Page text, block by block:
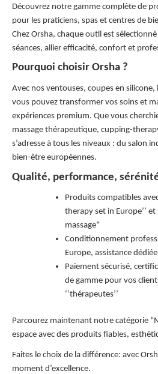
Découvrez notre gamme complète de
pour les praticiens, spas et centres de
Chez Orsha, chaque outil est
séances, allier efficacité, confort et
Pourquoi choisir Orsha ?
Avec nos ventouses, coupes en
vous pouvez transformer vos soins et
expériences premium. Que vous
massage thérapeutique, cupping-
s’adresse à tous les niveaux : du salon
bien-être européennes.
Qualité, performance,
Produits compatibles
therapy set in Europe’’
massage”
Conditionnement
Europe, assistance dédiée
Paiement sécurisé,
de gamme pour vos clients
‘’thérapeutes’’
Parcourez maintenant notre catégorie
espace avec des produits fiables,
Faites le choix de la différence: avec
moment d’excellence.